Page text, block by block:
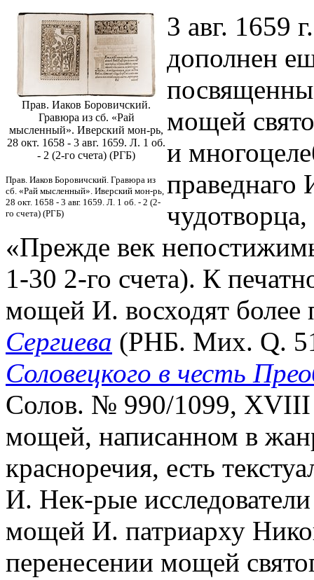
Прав. Иаков Боровичский.
Гравюра из сб. «Рай
мысленный». Иверский мон-рь,
28 окт. 1658 - 3 авг. 1659. Л. 1 об.
- 2 (2-го счета) (РГБ)
Прав. Иаков Боровичский. Гравюра из
сб. «Рай мысленный». Иверский мон-рь,
28 окт. 1658 - 3 авг. 1659. Л. 1 об. - 2 (2-
го счета) (РГБ)
3 авг. 1659
дополнен
мощей
и
праведнаго
«Прежде век
1-30 2-го счета). К
мощей И. восходят более
Сергиева (РНБ. Мих. Q.
Соловецкого в честь
Солов. № 990/1099, XVIII
мощей, написанном в
красноречия, есть
И. Нек-рые
мощей И. патриарху
перенесении мощей